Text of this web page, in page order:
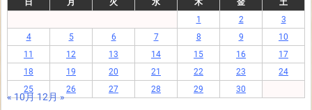
日
月 火 水 木 金
土
1
2
3
4
5 6 7 8 9
10
11
12 13 14 15 16
17
18
19 20 21 22 23
24
25
26 27 28 29 30
« 10月12月 »